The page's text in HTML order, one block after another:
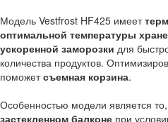
Модель Vestfrost HF425 имеет
оптимальной температуры
ускоренной заморозки для
количества продуктов.
поможетсъемная корзина.
Особенностью модели является то,
застекленном балконе при